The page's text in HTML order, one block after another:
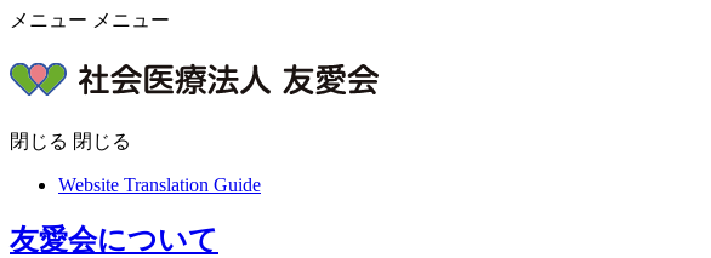
メニュー メニュー
閉じる 閉じる
Website Translation Guide
友愛会について